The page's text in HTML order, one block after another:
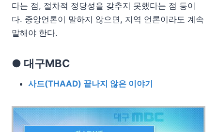
다는 점, 절차적 정당성을 갖추지 못했다는 점 등이
다. 중앙언론이 말하지 않으면, 지역 언론이라도 계속
말해야 한다.
● 대구MBC
사드(THAAD) 끝나지 않은 이야기